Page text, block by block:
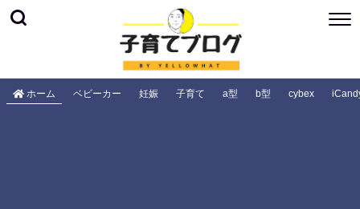
ホーム ベビーカー 妊娠 子育て a型 b型 cybex